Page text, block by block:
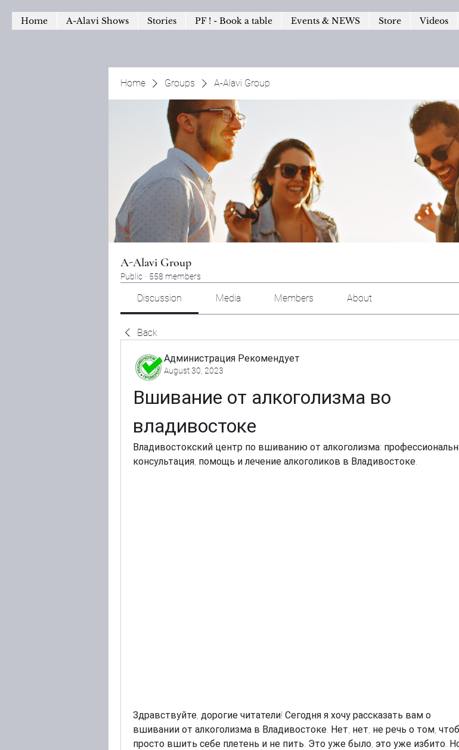
Home A-Alavi Shows Stories PF ! - Book a table Events & NEWS Store Videos
Home Groups A-Alavi Group
A-Alavi Group
Public · 558 members
Discussion Media Members About
Back
Администрация Рекомендует
August 30, 2023
Вшивание от алкоголизма во
владивостоке
Владивостокский центр по вшиванию от алкоголизма:
консультация, помощь и лечение алкоголиков в Владивостоке.
Здравствуйте, дорогие читатели! Сегодня я хочу рассказать вам о
вшивании от алкоголизма в Владивостоке. Нет, нет, не речь о том,
просто вшить себе плетень и не пить. Это уже было, это уже избито.